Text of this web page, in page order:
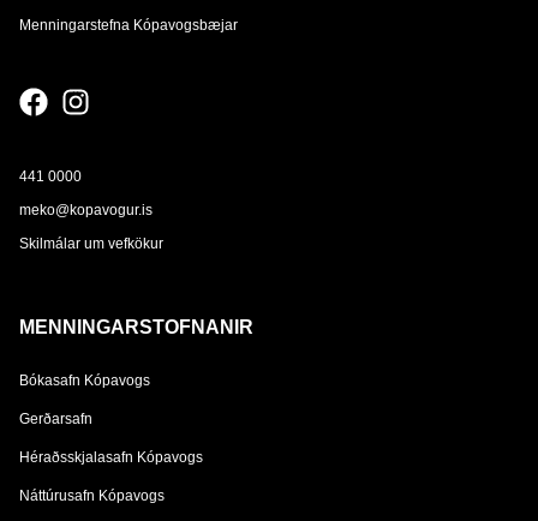
Menningarstefna Kópavogsbæjar
441 0000
meko@kopavogur.is
Skilmálar um vefkökur
MENNINGARSTOFNANIR
Bókasafn Kópavogs
Gerðarsafn
Héraðsskjalasafn Kópavogs
Náttúrusafn Kópavogs